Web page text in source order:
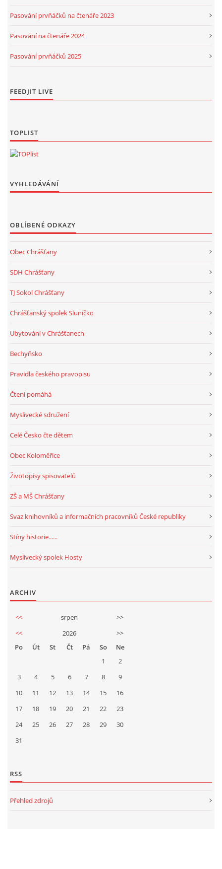
Pasování prvňáčků na čtenáře 2023
Pasování na čtenáře 2024
Pasování prvňáčků 2025
FEEDJIT LIVE
TOPLIST
VYHLEDÁVÁNÍ
OBLÍBENÉ ODKAZY
Obec Chrášťany
SDH Chrášťany
TJ Sokol Chrášťany
Chrášťanský spolek Sluníčko
Ubytování v Chrášťanech
Bechyňsko
Pravidla českého pravopisu
Čtení pomáhá
Myslivecké sdružení
Celé Česko čte dětem
Obec Koloměřice
Životopisy spisovatelů
ZŠ a MŠ Chrášťany
Svaz knihovníků a informačních pracovníků České republiky
Stíny historie......
Myslivecký spolek Hosty
ARCHIV
<< srpen
>>
<<
2026
>>
Po
Út St Čt Pá So
Ne
1
2
3
4 5 6 7 8
9
10
11 12 13 14 15
16
17
18 19 20 21 22
23
24
25 26 27 28 29
30
31
RSS
Přehled zdrojů